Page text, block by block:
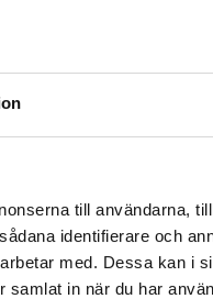
till användarna,
identifierare och
med. Dessa kan i
samlat in när du har